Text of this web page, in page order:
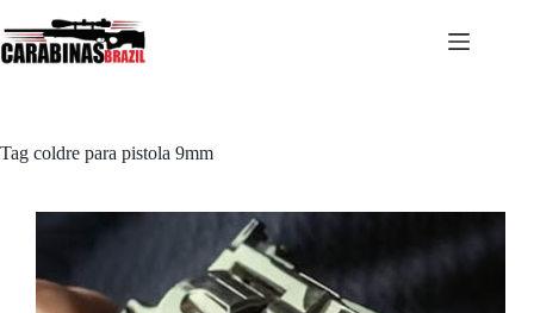
para
o
Tag coldre para pistola 9mm